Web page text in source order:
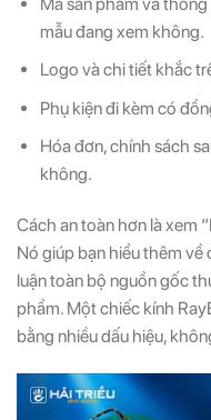
mẫu đang xem không.
Logo và chi tiết khắc
Phụ kiện đi kèm có
Hóa đơn, chính sách
không.
Cách an toàn hơn là xem
Nó giúp bạn hiểu thêm
luận toàn bộ nguồn gốc
phẩm. Một chiếc kính
bằng nhiều dấu hiệu,